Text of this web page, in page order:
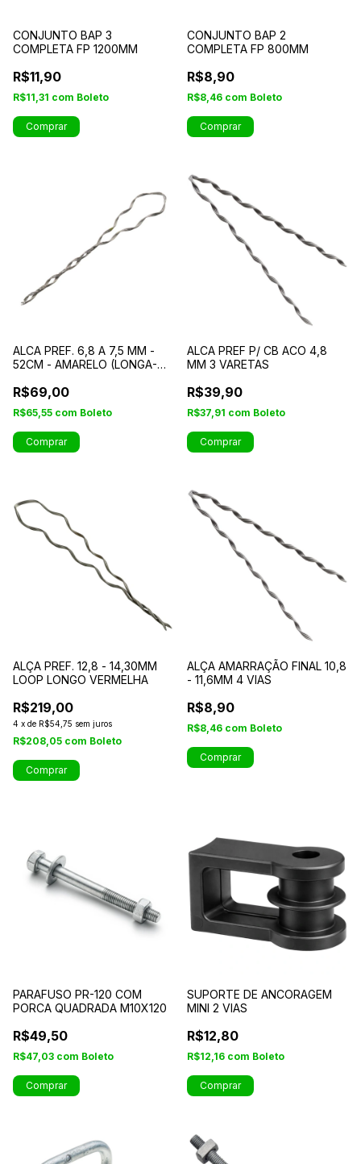
CONJUNTO BAP 3
COMPLETA FP 1200MM
R$11,90
R$11,31 com Boleto
Comprar
CONJUNTO BAP 2
COMPLETA FP 800MM
R$8,90
R$8,46 com Boleto
Comprar
ALCA PREF. 6,8 A 7,5 MM -
52CM - AMARELO (LONGA-
R$69,00
R$65,55 com Boleto
Comprar
ALCA PREF P/ CB ACO 4,8
MM 3 VARETAS
R$39,90
R$37,91 com Boleto
Comprar
ALÇA PREF. 12,8 - 14,30MM
LOOP LONGO VERMELHA
R$219,00
4 x de R$54,75 sem juros
R$208,05 com Boleto
Comprar
ALÇA AMARRAÇÃO FINAL 10,8
- 11,6MM 4 VIAS
R$8,90
R$8,46 com Boleto
Comprar
PARAFUSO PR-120 COM
PORCA QUADRADA M10X120
R$49,50
R$47,03 com Boleto
Comprar
SUPORTE DE ANCORAGEM
MINI 2 VIAS
R$12,80
R$12,16 com Boleto
Comprar